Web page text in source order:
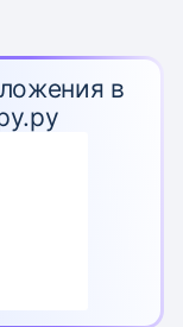
в